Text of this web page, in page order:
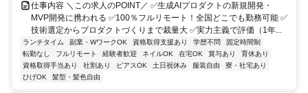
仕事内容 ＼この求人のPOINT／ ✅生成AIプロダクトの新規開発・
MVP開発に携われる ✅100％フルリモート！全国どこでも勤務可能 ✅
技術選定からプロダクトづくりまで裁量大 ✅実力主義で評価（1年...
ランチタイム 副業・WワークOK 資格取得支援あり 学歴不問
固定時間制
転勤なし
フルリモート 経験者歓迎 ネイルOK 在宅OK 賞与あり
育休あり
資格取得手当あり
社割あり ピアスOK 土日祝休み 服装自由
寮・社宅あり
ひげOK
髪型・髪色自由